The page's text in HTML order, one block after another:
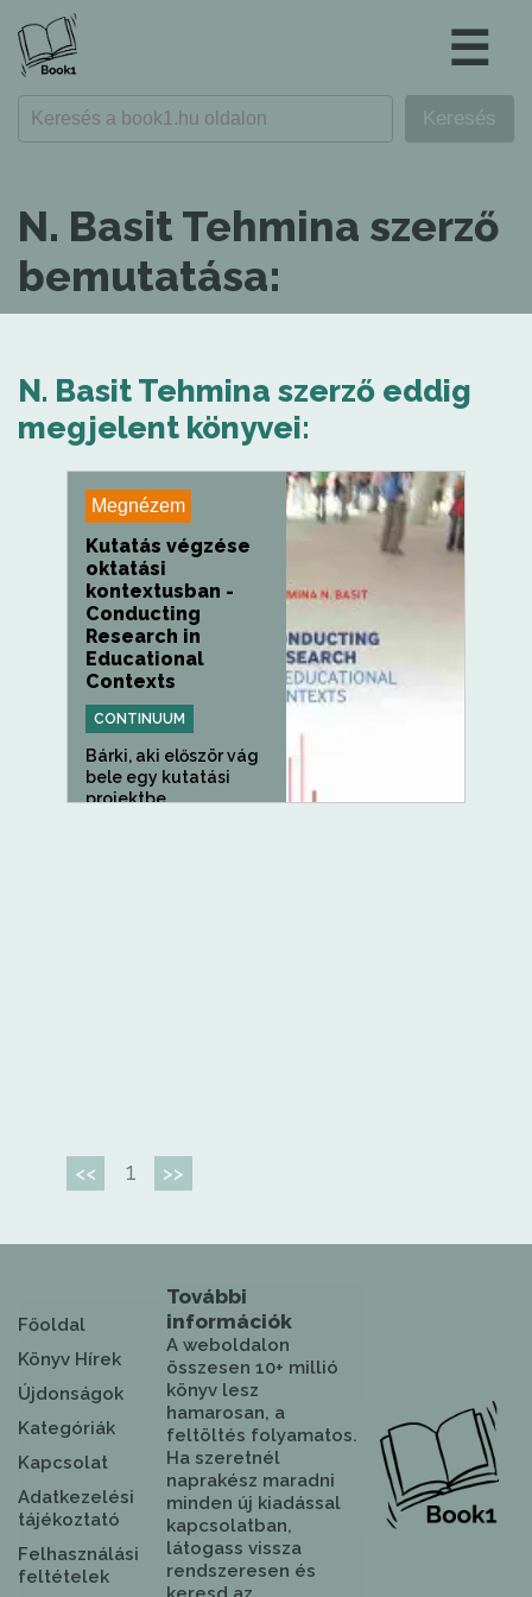
☰
N. Basit Tehmina szerző
bemutatása:
N. Basit Tehmina szerző eddig
megjelent könyvei:
Megnézem
Kutatás végzése
oktatási
kontextusban -
Conducting
Research in
Educational
Contexts
CONTINUUM
Bárki, aki először vág
bele egy kutatási
projektbe,
<< 1 >>
Főoldal
Könyv Hírek
Újdonságok
Kategóriák
Kapcsolat
Adatkezelési
tájékoztató
Felhasználási
feltételek
További
információk
A weboldalon
összesen 10+ millió
könyv lesz
hamarosan, a
feltöltés folyamatos.
Ha szeretnél
naprakész maradni
minden új kiadással
kapcsolatban,
látogass vissza
rendszeresen és